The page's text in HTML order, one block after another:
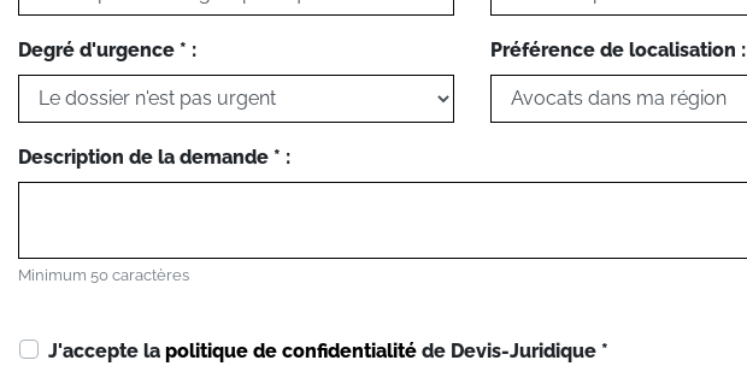
Degré d'urgence * : Préférence de localisation :
Description de la demande * :
Minimum 50 caractères
J'accepte la politique de confidentialité de Devis-Juridique *